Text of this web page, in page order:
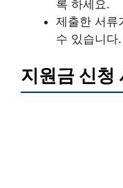
록 하세요.
제출한 서류
수 있습니다.
지원금 신청